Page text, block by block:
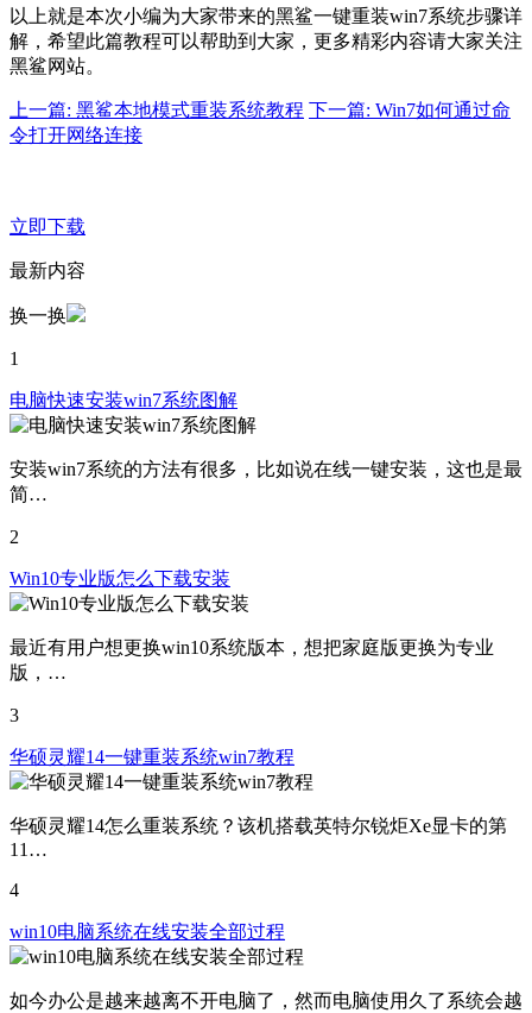
以上就是本次小编为大家带来的黑鲨一键重装win7系统步骤详
解，希望此篇教程可以帮助到大家，更多精彩内容请大家关注
黑鲨网站。
上一篇: 黑鲨本地模式重装系统教程 下一篇: Win7如何通过命
令打开网络连接
立即下载
最新内容
换一换
1
电脑快速安装win7系统图解
安装win7系统的方法有很多，比如说在线一键安装，这也是最
简…
2
Win10专业版怎么下载安装
最近有用户想更换win10系统版本，想把家庭版更换为专业
版，…
3
华硕灵耀14一键重装系统win7教程
华硕灵耀14怎么重装系统？该机搭载英特尔锐炬Xe显卡的第
11…
4
win10电脑系统在线安装全部过程
如今办公是越来越离不开电脑了，然而电脑使用久了系统会越